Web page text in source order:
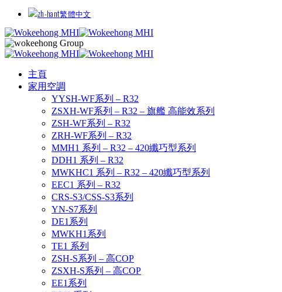
繁體中文
主頁
家用空調
YYSH-WF系列 – R32
ZSXH-WF系列 – R32 – 旗艦 高能效系列
ZSH-WF系列 – R32
ZRH-WF系列 – R32
MMH1 系列 – R32 – 420纖巧型系列
DDH1 系列 – R32
MWKHC1 系列 – R32 – 420纖巧型系列
EEC1 系列 – R32
CRS-S3/CSS-S3系列
YN-S7系列
DE1系列
MWKH1系列
TE1 系列
ZSH-S系列 – 高COP
ZSXH-S系列 – 高COP
EE1系列